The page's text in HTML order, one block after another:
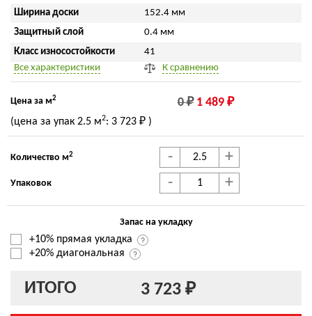
Ширина доски
152.4 мм
Защитный слой
0.4 мм
Класс износостойкости
41
Все характеристики
К сравнению
Цена за м2 0 ₽ 1 489 ₽
(цена за упак 2.5 м2: 3 723 ₽ )
Количество м2 - +
Упаковок - +
Запас на укладку
+10% прямая укладка
+20% диагональная
ИТОГО 3 723 ₽